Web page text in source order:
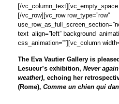
[/vc_column_text][vc_empty_space
[/vc_row][vc_row row_type=”row”
text_align=”left”
css_animation=””][vc_column
The Eva Vautier Gallery is
Lesueur’s exhibition, Never
weather), echoing her
(Rome), Comme un chien qui